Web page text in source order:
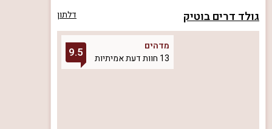
גולד דרים בוטיק דלתון
מדהים
13 חוות דעת אמיתיות
9.5